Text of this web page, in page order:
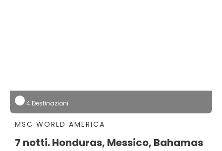
4 Destinazioni
MSC WORLD AMERICA
7 notti. Honduras, Messico, Bahamas